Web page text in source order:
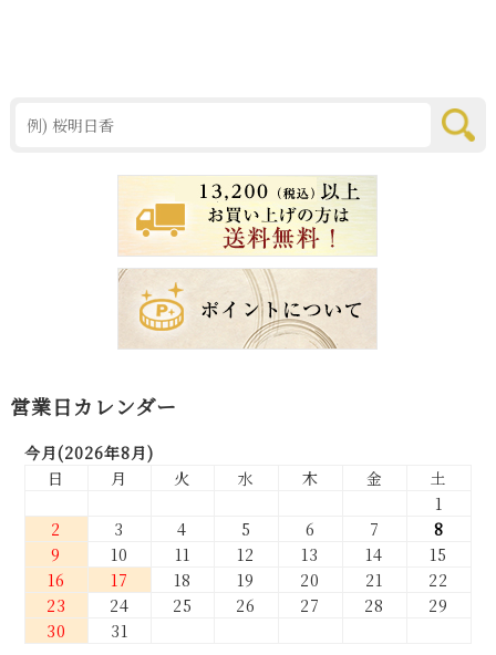
営業日カレンダー
今月(2026年8月)
日
月 火 水 木 金
土
1
2
3 4 5 6 7
8
9
10 11 12 13 14
15
16
17 18 19 20 21
22
23
24 25 26 27 28
29
30
31